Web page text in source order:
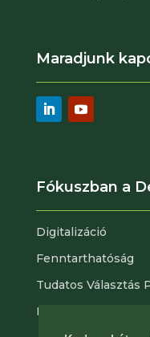
Maradjunk
Fókuszban a
Digitalizáció
Fenntarthatóság
Tudatos Választás
Nyitott pozícióink